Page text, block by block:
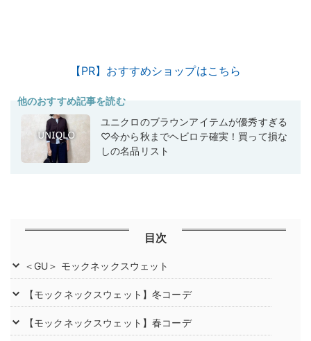
【PR】おすすめショップはこちら
他のおすすめ記事を読む
ユニクロのブラウンアイテムが優秀すぎる
♡今から秋までヘビロテ確実！買って損な
しの名品リスト
目次
＜GU＞ モックネックスウェット
【モックネックスウェット】冬コーデ
【モックネックスウェット】春コーデ